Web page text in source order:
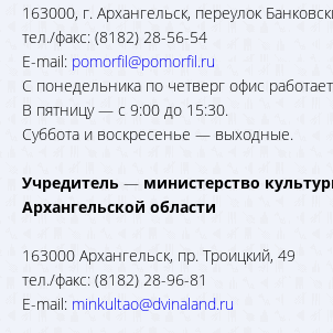
163000, г. Архангельск, переулок
тел./факс: (8182) 28-56-54
E-mail: pomorfil@pomorfil.ru
С понедельника по четверг офис
В пятницу — с 9:00 до 15:30.
Суббота и воскресенье — выходные.
Учредитель — министерство
Архангельской области
163000 Архангельск, пр. Троицкий, 49
тел./факс: (8182) 28-96-81
E-mail: minkultao@dvinaland.ru